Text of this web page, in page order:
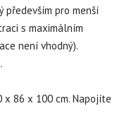
především pro menší
s maximálním
není vhodný).
86 x 100 cm. Napojíte